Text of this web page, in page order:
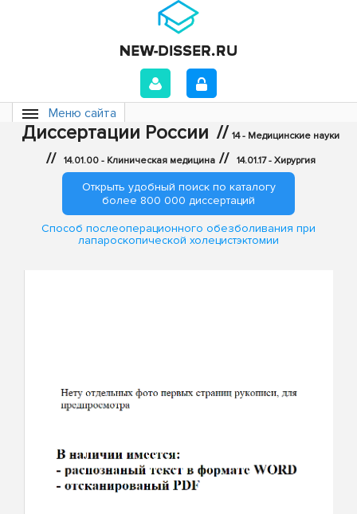
Меню сайта
Диссертации России // 14 - Медицинские науки
// 14.01.00 - Клиническая медицина // 14.01.17 - Хирургия
Открыть удобный поиск по каталогу
более 800 000 диссертаций
Способ послеоперационного обезболивания при
лапароскопической холецистэктомии